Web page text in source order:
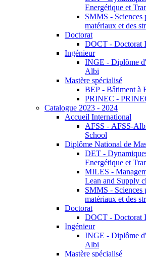
Energétique et
SMMS - Sciences
matériaux et des
Doctorat
DOCT - Doctorat
Ingénieur
INGE - Diplôme
Albi
Mastère spécialisé
BEP - Bâtiment à
PRINEC -
Catalogue 2023 - 2024
Accueil International
AFSS - AFSS-
School
Diplôme National de
DET -
Energétique et
MILES -
Lean and Supply
SMMS - Sciences
matériaux et des
Doctorat
DOCT - Doctorat
Ingénieur
INGE - Diplôme
Albi
Mastère spécialisé